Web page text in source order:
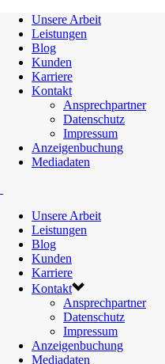
Unsere Arbeit
Leistungen
Blog
Kunden
Karriere
Kontakt
Ansprechpartner
Datenschutz
Impressum
Anzeigenbuchung
Mediadaten
Unsere Arbeit
Leistungen
Blog
Kunden
Karriere
Kontakt
Ansprechpartner
Datenschutz
Impressum
Anzeigenbuchung
Mediadaten